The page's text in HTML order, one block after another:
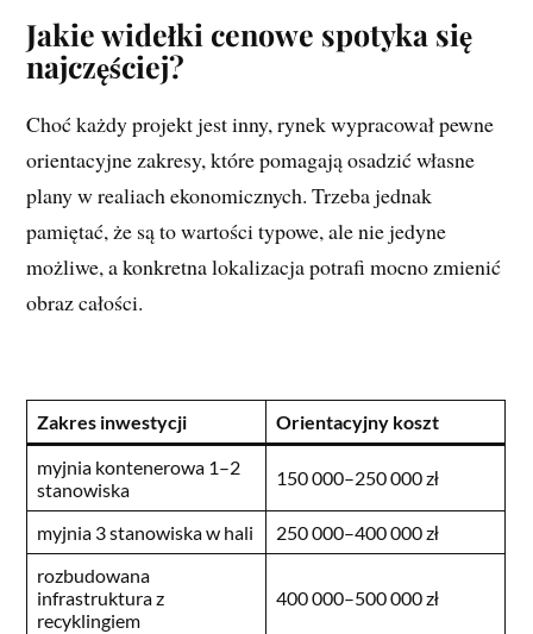
Jakie widełki cenowe spotyka się
najczęściej?
Choć każdy projekt jest inny, rynek wypracował pewne
orientacyjne zakresy, które pomagają osadzić własne
plany w realiach ekonomicznych. Trzeba jednak
pamiętać, że są to wartości typowe, ale nie jedyne
możliwe, a konkretna lokalizacja potrafi mocno zmienić
obraz całości.
Zakres inwestycji
Orientacyjny koszt
myjnia kontenerowa 1–2
stanowiska
150 000–250 000 zł
myjnia 3 stanowiska w hali
250 000–400 000 zł
rozbudowana
infrastruktura z
recyklingiem
400 000–500 000 zł